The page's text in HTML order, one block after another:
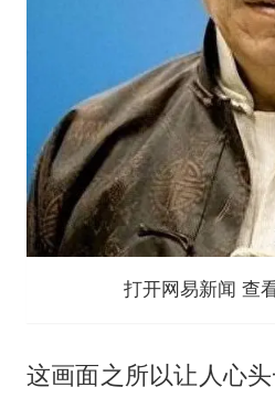
打开网易新闻 查
这画面之所以让人心